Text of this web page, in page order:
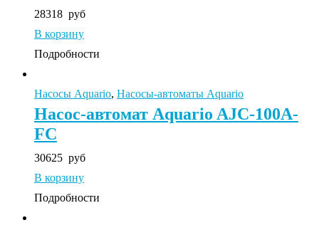
28318 руб
В корзину
Подробности
Насосы Aquario, Насосы-автоматы Aquario
Насос-автомат Aquario AJC-100A-
FC
30625 руб
В корзину
Подробности